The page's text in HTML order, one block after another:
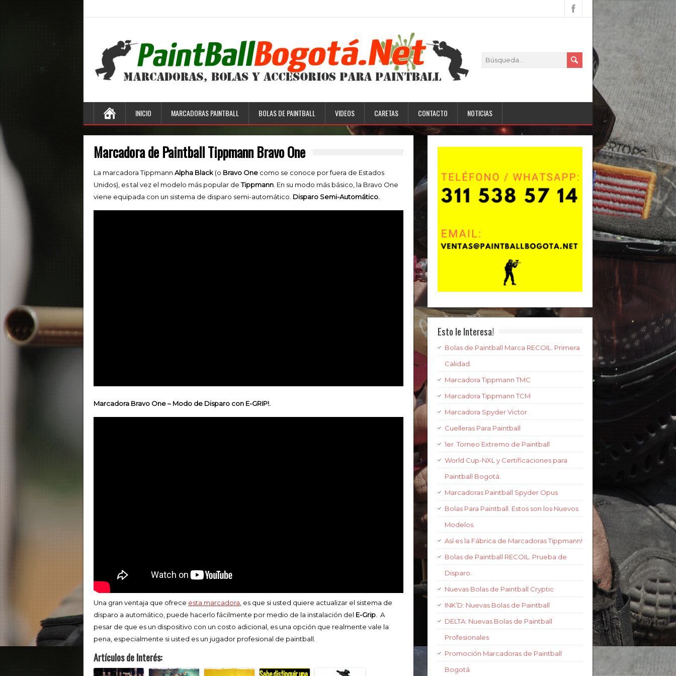
INICIO MARCADORAS PAINTBALL BOLAS DE PAINTBALL VIDEOS CARETAS CONTACTO NOTICIAS
Marcadora de Paintball Tippmann Bravo One
La marcadora Tippmann Alpha Black (o Bravo One como se conoce por fuera de Estados
Unidos), es tal vez el modelo más popular deTippmann . En su modo más básico, la Bravo One
viene equipada con un sistema de disparo semi-automático. Disparo Semi-Automático.
Marcadora Bravo One – Modo de Disparo con E-GRIP!.
Una gran ventaja que ofrece esta marcadora , es que si usted quiere actualizar el sistema de
disparo a automático, puede hacerlo fácilmente por medio de la instalación del E-Grip . A
pesar de que es un dispositivo con un costo adicional, es una opción que realmente vale la
pena, especialmente si usted es un jugador profesional de paintball.
Artículos de Interés:
Esto le Interesa!
Bolas de Paintball Marca RECOIL. Primera
Calidad.
Marcadora Tippmann TMC
Marcadora Tippmann TCM
Marcadora Spyder Victor
Cuelleras Para Paintball
1er. Torneo Extremo de Paintball
World Cup-NXL y Certificaciones para
Paintball Bogotá.
Marcadoras Paintball Spyder Opus
Bolas Para Paintball. Estos son los Nuevos
Modelos.
Así es la Fábrica de Marcadoras Tippmann!
Bolas de Paintball RECOIL. Prueba de
Disparo.
Nuevas Bolas de Paintball Cryptic
INK’D: Nuevas Bolas de Paintball
DELTA: Nuevas Bolas de Paintball
Profesionales
Promoción Marcadoras de Paintball
Bogotá